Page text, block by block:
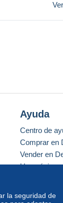
la seguridad de
Ayuda
Centro de
Comprar en
Vender en
Una página